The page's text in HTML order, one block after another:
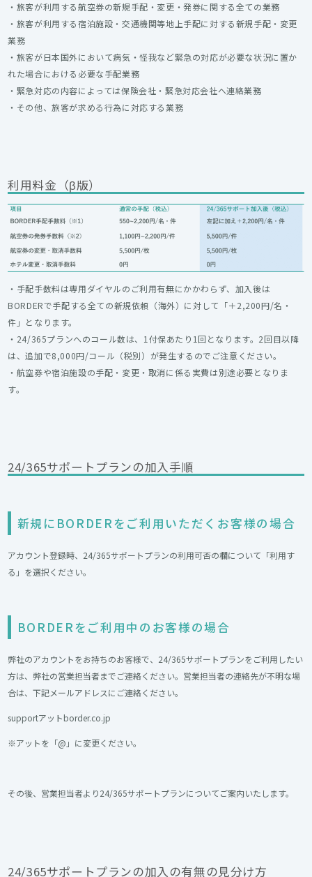
・旅客が利用する航空券の新規手配・変更・発券に関する全ての業務
・旅客が利用する宿泊施設・交通機関等地上手配に対する新規手配・変更
業務
・旅客が日本国外において病気・怪我など緊急の対応が必要な状況に置か
れた場合における必要な手配業務
・緊急対応の内容によっては保険会社・緊急対応会社へ連絡業務
・その他、旅客が求める行為に対応する業務
利用料金（β版）
・手配手数料は専用ダイヤルのご利用有無にかかわらず、加入後は
BORDERで手配する全ての新規依頼（海外）に対して「＋2,200円/名・
件」となります。
・24/365プランへのコール数は、1付保あたり1回となります。2回目以降
は、追加で8,000円/コール（税別）が発生するのでご注意ください。
・航空券や宿泊施設の手配・変更・取消に係る実費は別途必要となりま
す。
24/365サポートプランの加入手順
新規にBORDERをご利用いただくお客様の場合
アカウント登録時、24/365サポートプランの利用可否の欄について「利用す
る」を選択ください。
BORDERをご利用中のお客様の場合
弊社のアカウントをお持ちのお客様で、24/365サポートプランをご利用したい
方は、弊社の営業担当者までご連絡ください。営業担当者の連絡先が不明な場
合は、下記メールアドレスにご連絡ください。
supportアットborder.co.jp
※アットを「@」に変更ください。
その後、営業担当者より24/365サポートプランについてご案内いたします。
24/365サポートプランの加入の有無の見分け方